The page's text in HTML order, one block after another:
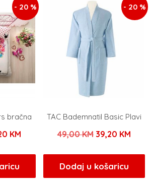
- 20 %
bračna
KM
63,20 KM.
- 20 %
TAC Bademnatil Basic Plavi
49,00KM Izvorna
bila
je:
39,20 KM
Dodaj u košaricu